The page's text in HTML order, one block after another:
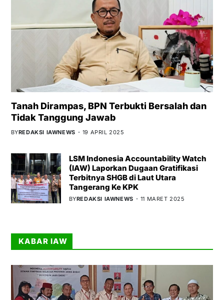
Tanah Dirampas, BPN Terbukti Bersalah dan
Tidak Tanggung Jawab
BYREDAKSI IAWNEWS 19 APRIL 2025
LSM Indonesia Accountability Watch
(IAW) Laporkan Dugaan Gratifikasi
Terbitnya SHGB di Laut Utara
Tangerang Ke KPK
BYREDAKSI IAWNEWS 11 MARET 2025
KABAR IAW